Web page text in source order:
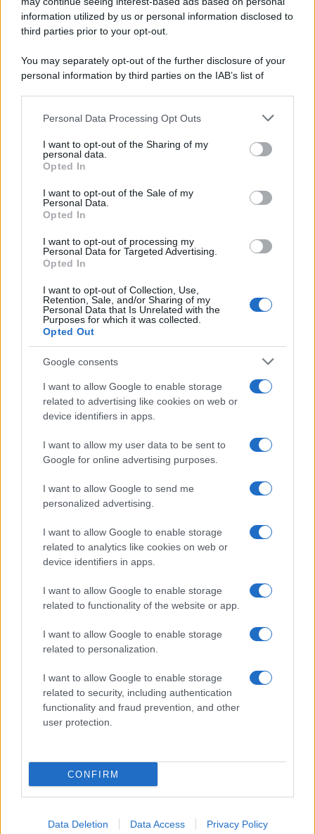
information utilized by us or personal information disclosed to
third parties prior to your opt-out.
You may separately opt-out of the further disclosure of your
personal information by third parties on the IAB’s list of
This information may also be disclosed by us to third parties
disclose it to other third parties.
Please note that this website/app uses one or more Google
services and may gather and store information including but
not limited to your visit or usage behaviour. You may click to
grant or deny consent to Google and its third-party tags to
consent section.
Personal Data Processing Opt Outs
I want to opt-out of the Sharing of my
personal data.
Opted In
I want to opt-out of the Sale of my
Personal Data.
Opted In
I want to opt-out of processing my
Personal Data for Targeted Advertising.
Opted In
I want to opt-out of Collection, Use,
Retention, Sale, and/or Sharing of my
Personal Data that Is Unrelated with the
Purposes for which it was collected.
Opted Out
Google consents
I want to allow Google to enable storage
related to advertising like cookies on web or
device identifiers in apps.
I want to allow my user data to be sent to
Google for online advertising purposes.
I want to allow Google to send me
personalized advertising.
I want to allow Google to enable storage
related to analytics like cookies on web or
device identifiers in apps.
I want to allow Google to enable storage
related to functionality of the website or app.
I want to allow Google to enable storage
related to personalization.
I want to allow Google to enable storage
related to security, including authentication
functionality and fraud prevention, and other
user protection.
CONFIRM
Data Deletion Data Access Privacy Policy
Day Travel 365
Home Magazine 365
SecondHomeMagazine
InvestirMag
Germania
Investieren24
UK
Lgbtq News
Investeren 24
NL Newz